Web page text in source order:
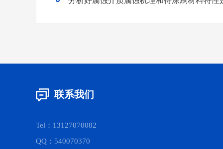
联系我们
Tel：13127070082
QQ：540070370